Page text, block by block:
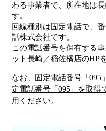
わる事業者で、所在地は
す。
回線種別は固定電話で、
話株式会社です。
この電話番号を保有する
ット長崎／稲佐橋店のHP
なお、固定電話番号「 095
定電話番号「 095 」を取得
用ください。